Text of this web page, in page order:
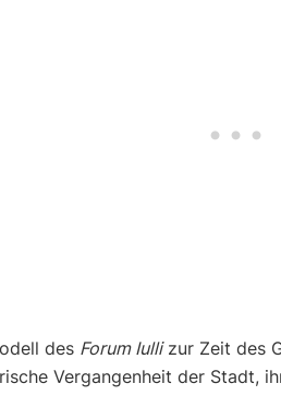
des Forum Iullizur Zeit des
Vergangenheit der Stadt,